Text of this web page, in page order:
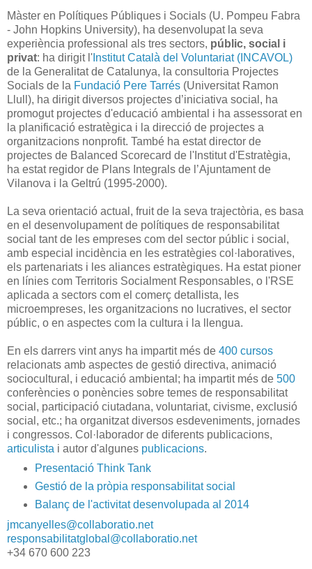
Màster en Polí­tiques Públiques i Socials (U. Pompeu Fabra
- John Hopkins University), ha desenvolupat la seva
experiència professional als tres sectors, públic, social i
privat: ha dirigit l' Institut Català del Voluntariat (INCAVOL)
de la Generalitat de Catalunya, la consultoria Projectes
Socials de la Fundació Pere Tarrés (Universitat Ramon
Llull), ha dirigit diversos projectes d’iniciativa social, ha
promogut projectes d'educació ambiental i ha assessorat en
la planificació estratègica i la direcció de projectes a
organitzacions nonprofit. També ha estat director de
projectes de Balanced Scorecard de l'Institut d'Estratègia,
ha estat regidor de Plans Integrals de l’Ajuntament de
Vilanova i la Geltrú (1995-2000).
La seva orientació actual, fruit de la seva trajectòria, es basa
en el desenvolupament de polí­tiques de responsabilitat
social tant de les empreses com del sector públic i social,
amb especial incidència en les estratègies col·laboratives,
els partenariats i les aliances estratègiques. Ha estat pioner
en línies com Territoris Socialment Responsables, o l'RSE
aplicada a sectors com el comerç detallista, les
microempreses, les organitzacions no lucratives, el sector
públic, o en aspectes com la cultura i la llengua.
En els darrers vint anys ha impartit més de 400 cursos
relacionats amb aspectes de gestió directiva, animació
sociocultural, i educació ambiental; ha impartit més de 500
conferències o ponències sobre temes de responsabilitat
social, participació ciutadana, voluntariat, civisme, exclusió
social, etc.; ha organitzat diversos esdeveniments, jornades
i congressos. Col·laborador de diferents publicacions,
articulista i autor d'algunes publicacions.
Presentació Think Tank
Gestió de la pròpia responsabilitat social
Balanç de l'activitat desenvolupada al 2014
jmcanyelles@collaboratio.net
responsabilitatglobal@collaboratio.net
+34 670 600 223